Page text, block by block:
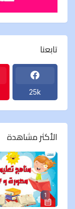
تابعنا
25k
الأكثر مشاهدة
1